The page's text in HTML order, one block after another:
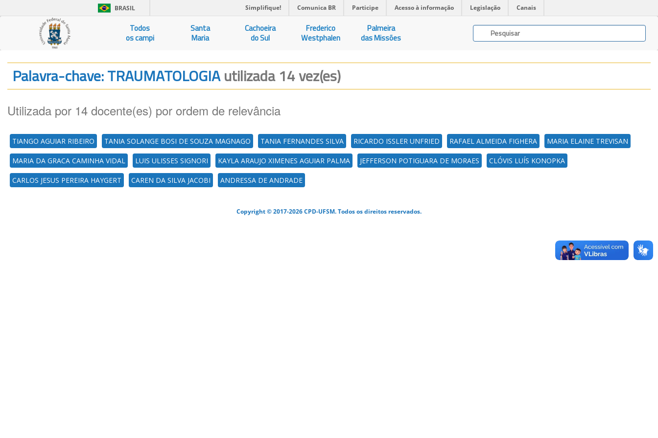
BRASIL Simplifique! Comunica BR Participe Acesso à informação Legislação Canais
Todos
os campi
Santa
Maria
Cachoeira
do Sul
Frederico
Westphalen
Palmeira
das Missões
Palavra-chave: TRAUMATOLOGIAutilizada 14 vez(es)
Utilizada por 14 docente(es) por ordem de relevância
TIANGO AGUIAR RIBEIRO TANIA SOLANGE BOSI DE SOUZA MAGNAGO TANIA FERNANDES SILVA RICARDO ISSLER UNFRIED RAFAEL ALMEIDA FIGHERA MARIA ELAINE TREVISAN
MARIA DA GRACA CAMINHA VIDAL LUIS ULISSES SIGNORI KAYLA ARAUJO XIMENES AGUIAR PALMA JEFFERSON POTIGUARA DE MORAES CLÓVIS LUÍS KONOPKA
CARLOS JESUS PEREIRA HAYGERT CAREN DA SILVA JACOBI ANDRESSA DE ANDRADE
Copyright © 2017-2026 CPD-UFSM. Todos os direitos reservados.